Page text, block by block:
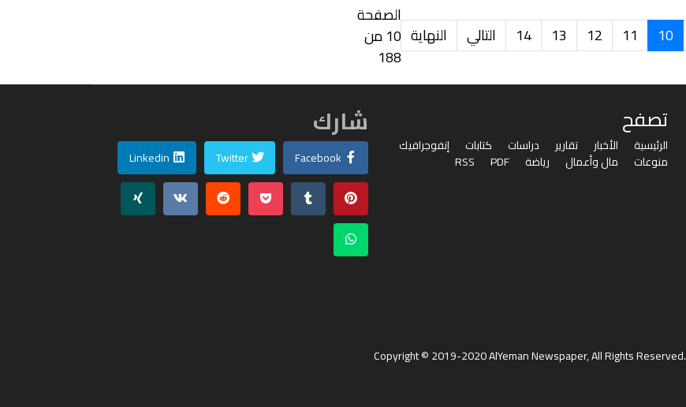
10
11
12
13
14 التالي النهاية
الصفحة
10 من
188
تصفح
الرئيسية الأخبار تقارير دراسات كتابات
إنفوجرافيك
منوعات
مال وأعمال رياضة PDF
RSS
شارك
Facebook
Twitter
Linkedin
Copyright © 2019-2020 AlYeman Newspaper, All Rights Reserved.